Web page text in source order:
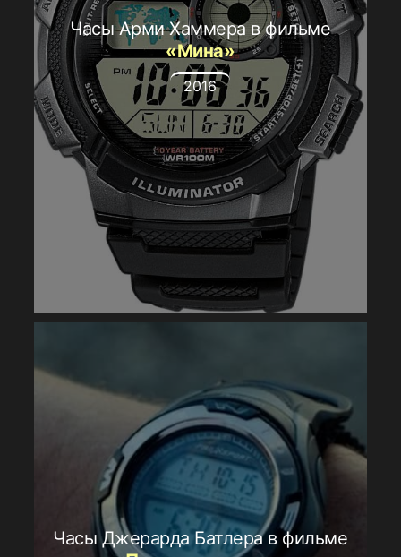
Часы Арми Хаммера в фильме
«Мина»
2016
Часы Джерарда Батлера в фильме